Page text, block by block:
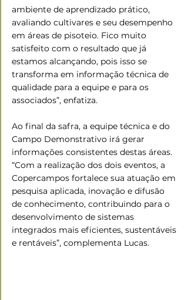
ambiente de aprendizado prático,
avaliando cultivares e seu desempenho
em áreas de pisoteio. Fico muito
satisfeito com o resultado que já
estamos alcançando, pois isso se
transforma em informação técnica de
qualidade para a equipe e para os
associados”, enfatiza.
Ao final da safra, a equipe técnica e do
Campo Demonstrativo irá gerar
informações consistentes destas áreas.
“Com a realização dos dois eventos, a
Copercampos fortalece sua atuação em
pesquisa aplicada, inovação e difusão
de conhecimento, contribuindo para o
desenvolvimento de sistemas
integrados mais eficientes, sustentáveis
e rentáveis”, complementa Lucas.